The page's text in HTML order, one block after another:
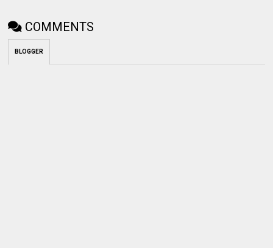
COMMENTS
BLOGGER